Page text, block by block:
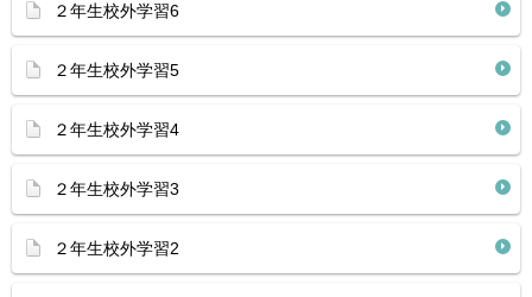
２年生校外学習6
２年生校外学習5
２年生校外学習4
２年生校外学習3
２年生校外学習2